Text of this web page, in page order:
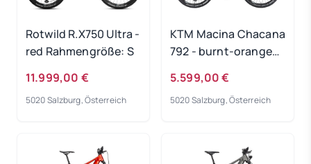
Rotwild R.X750 Ultra -
red Rahmengröße: S
11.999,00 €
5020 Salzburg, Österreich
KTM Macina Chacana
792 - burnt-orange
5.599,00 €
5020 Salzburg, Österreich